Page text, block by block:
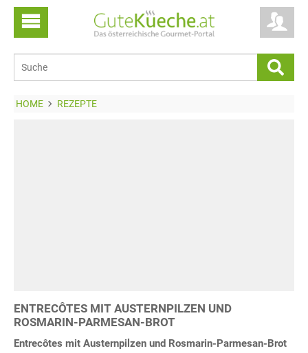
HOME REZEPTE
ENTRECÔTES MIT AUSTERNPILZEN UND
ROSMARIN-PARMESAN-BROT
Entrecôtes mit Austernpilzen und Rosmarin-Parmesan-Brot